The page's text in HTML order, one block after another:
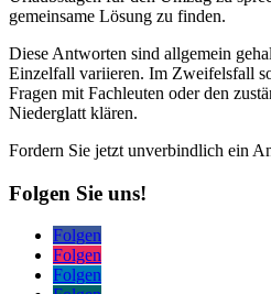
gemeinsame Lösung zu finden.
Diese Antworten sind allgemein
Einzelfall variieren. Im Zweifelsfall
Fragen mit Fachleuten oder den
Niederglatt klären.
Fordern Sie jetzt unverbindlich ein
Folgen Sie uns!
Folgen
Folgen
Folgen